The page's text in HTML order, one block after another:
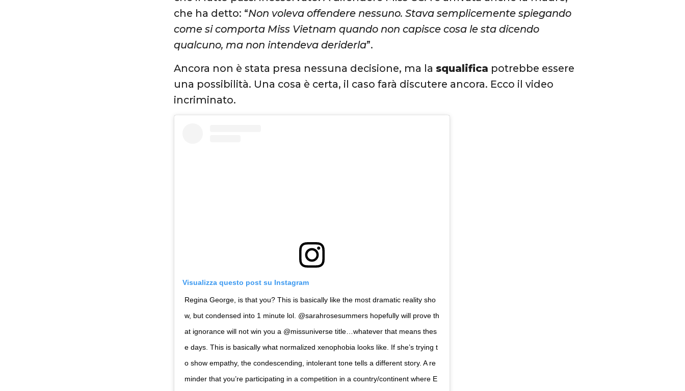
che ha detto: “Non voleva offendere nessuno. Stava semplicemente spiegando
come si comporta Miss Vietnam quando non capisce cosa le sta dicendo
qualcuno, ma non intendeva deriderla”.
Ancora non è stata presa nessuna decisione, ma la squalifica potrebbe essere
una possibilità. Una cosa è certa, il caso farà discutere ancora. Ecco il video
incriminato.
Visualizza questo post su Instagram
Regina George, is that you? This is basically like the most dramatic reality sho
w, but condensed into 1 minute lol. @sarahrosesummers hopefully will prove th
at ignorance will not win you a @missuniverse title…whatever that means thes
e days. This is basically what normalized xenophobia looks like. If she’s trying t
o show empathy, the condescending, intolerant tone tells a different story. A re
minder that you’re participating in a competition in a country/continent where E